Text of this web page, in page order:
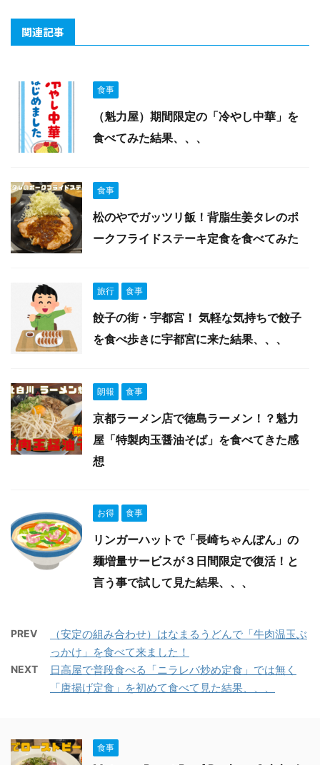
関連記事
食事
（魁力屋）期間限定の「冷やし中華」を
食べてみた結果、、、
食事
松のやでガッツリ飯！背脂生姜タレのポ
ークフライドステーキ定食を食べてみた
旅行 食事
餃子の街・宇都宮！ 気軽な気持ちで餃子
を食べ歩きに宇都宮に来た結果、、、
朗報 食事
京都ラーメン店で徳島ラーメン！？魁力
屋「特製肉玉醤油そば」を食べてきた感
想
お得 食事
リンガーハットで「長崎ちゃんぽん」の
麺増量サービスが３日間限定で復活！と
言う事で試して見た結果、、、
PREV
（安定の組み合わせ）はなまるうどんで「牛肉温玉ぶ
っかけ」を食べて来ました！
NEXT
日高屋で普段食べる「ニラレバ炒め定食」では無く
「唐揚げ定食」を初めて食べて見た結果、、、
食事